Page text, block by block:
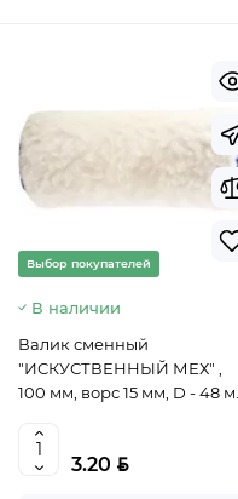
Выбор покупателей
В наличии
Валик сменный
"ИСКУСТВЕННЫЙ МЕХ" ,
100 мм, ворс 15 мм, D - 48
СИБРТЕХ, 80116
3.20 BYN